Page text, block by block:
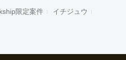
限定案件 イチジュウ